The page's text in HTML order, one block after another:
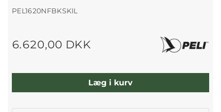
PEL1620NFBKSKIL
6.620,00 DKK
Læg i kurv